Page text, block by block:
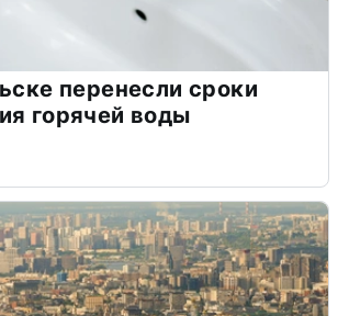
перенесли сроки
горячей воды